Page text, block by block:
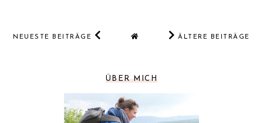
NEUESTE BEITRÄGE ÄLTERE BEITRÄGE
ÜBER MICH